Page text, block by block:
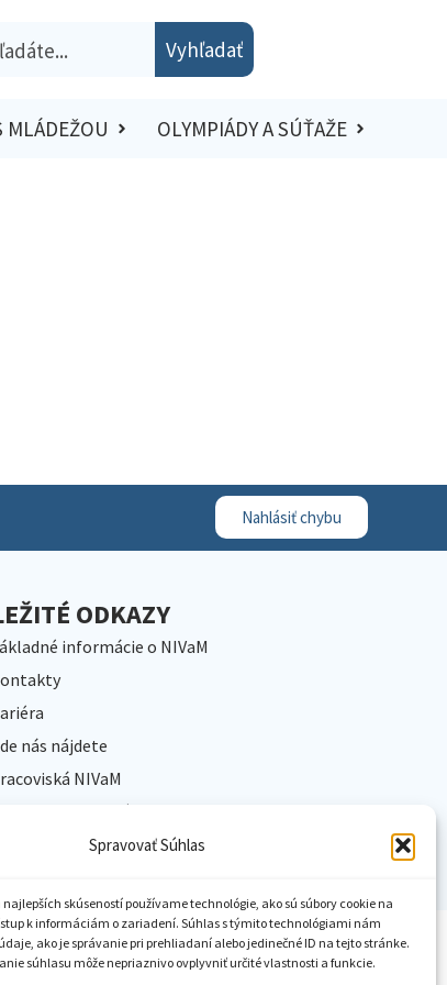
Spravovať Súhlas
skúseností používame technológie, ako sú súbory cookie na
k informáciám o zariadení. Súhlas s týmito technológiami nám
ako je správanie pri prehliadaní alebo jedinečné ID na tejto stránke.
súhlasu môže nepriaznivo ovplyvniť určité vlastnosti a funkcie.
Vyhľadať
MLÁDEŽOU OLYMPIÁDY A SÚŤAŽE
Nahlásiť chybu
ODKAZY
informácie o NIVaM
nás nájdete
NIVaM
Dokumenty inštitúcie
informácií Nastavenia cookies GDPR